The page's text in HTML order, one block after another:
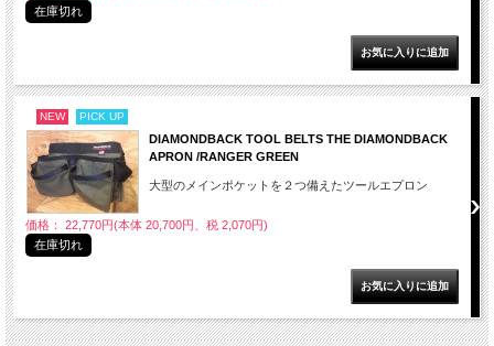
在庫切れ
NEW PICK UP
DIAMONDBACK TOOL BELTS THE DIAMONDBACK
APRON /RANGER GREEN
大型のメインポケットを２つ備えたツールエプロン
価格： 22,770円(本体 20,700円、税 2,070円)
在庫切れ